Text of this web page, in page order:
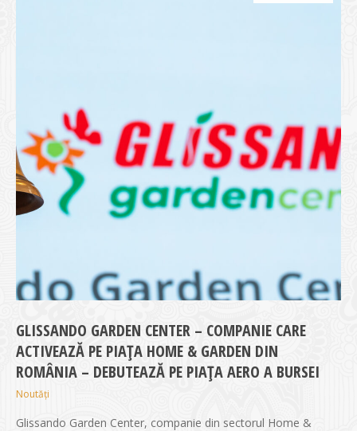
GLISSANDO GARDEN CENTER – COMPANIE CARE
ACTIVEAZĂ PE PIAȚA HOME & GARDEN DIN
ROMÂNIA – DEBUTEAZĂ PE PIAȚA AERO A BURSEI
Noutăți
Glissando Garden Center, companie din sectorul Home &